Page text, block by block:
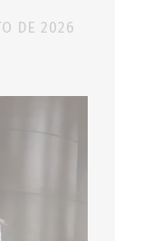
DE 2026